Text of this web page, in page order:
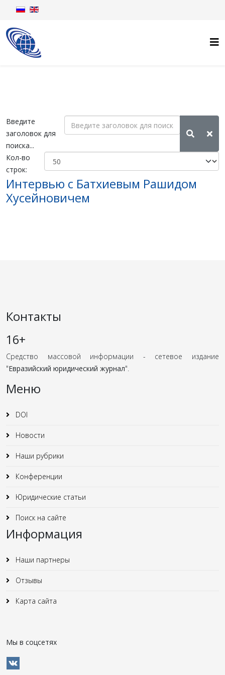
Введите
заголовок для
поиска...
Кол-во
строк:
Интервью с Батхиевым Рашидом
Хусейновичем
Контакты
16+
Средство массовой информации - сетевое издание
"Евразийский юридический журнал".
Меню
DOI
Новости
Наши рубрики
Конференции
Юридические статьи
Поиск на сайте
Информация
Наши партнеры
Отзывы
Карта сайта
Мы в соцсетях